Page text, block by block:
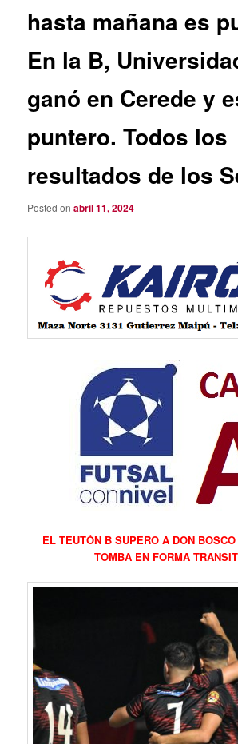
hasta mañana es
En la B,
ganó en Cerede y
puntero. Todos los
resultados de los
Posted onabril 11, 2024
EL TEUTÓN B SUPERO A DON
TOMBA EN FORMA